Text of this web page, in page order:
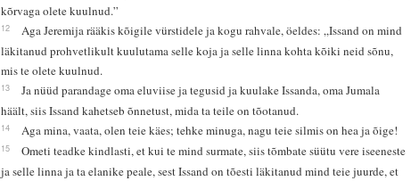
kõrvaga olete kuulnud.”
12
Aga Jeremija rääkis kõigile vürstidele ja kogu rahvale, öeldes: „Issand on mind
läkitanud prohvetlikult kuulutama selle koja ja selle linna kohta kõiki neid sõnu,
mis te olete kuulnud.
13
Ja nüüd parandage oma eluviise ja tegusid ja kuulake Issanda, oma Jumala
häält, siis Issand kahetseb õnnetust, mida ta teile on tõotanud.
14 Aga mina, vaata, olen teie käes; tehke minuga, nagu teie silmis on hea ja õige!
15
Ometi teadke kindlasti, et kui te mind surmate, siis tõmbate süütu vere iseeneste
ja selle linna ja ta elanike peale, sest Issand on tõesti läkitanud mind teie juurde, et